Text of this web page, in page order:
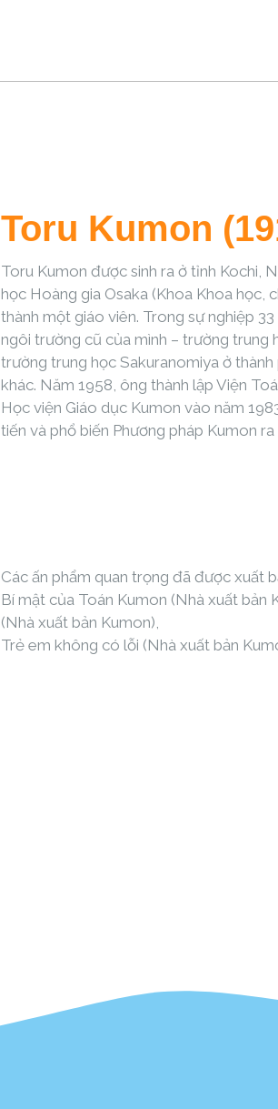
Toru Kumon
Toru Kumon được sinh ra ở tỉnh Kochi,
học Hoàng gia Osaka (Khoa Khoa học,
thành một giáo viên. Trong sự nghiệp
ngôi trường cũ của mình – trường trung
trường trung học Sakuranomiya ở
khác. Năm 1958, ông thành lập Viện
Học viện Giáo dục Kumon vào năm
tiến và phổ biến Phương pháp Kumon ra
Các ấn phẩm quan trọng đã được xuất
Bí mật của Toán Kumon (Nhà xuất bản
(Nhà xuất bản Kumon),
Trẻ em không có lỗi (Nhà xuất bản